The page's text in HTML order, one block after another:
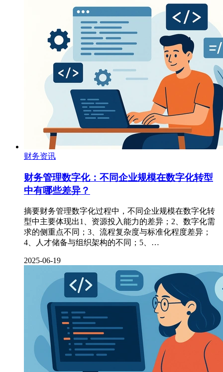
财务资讯
财务管理数字化：不同企业规模在数字化转型
中有哪些差异？
摘要财务管理数字化过程中，不同企业规模在数字化转
型中主要体现出1、资源投入能力的差异；2、数字化需
求的侧重点不同；3、流程复杂度与标准化程度差异；
4、人才储备与组织架构的不同；5、…
2025-06-19